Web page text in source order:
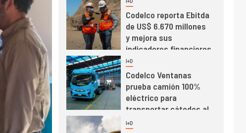
I+D
Codelco reporta Ebitda
de US$ 6.670 millones
y mejora sus
indicadores financieros
1 I+D
Codelco Ventanas
prueba camión 100%
eléctrico para
transportar cátodos al
Puerto de San Antonio
I+D